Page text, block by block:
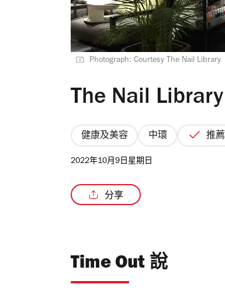
Photograph: Courtesy The Nail Library
The Nail Library
健康及美容 中環 推薦
2022年10月9日星期日
分享
Time Out 說